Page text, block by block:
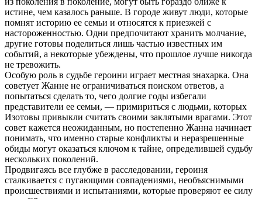
истине, чем казалось раньше. В городе живут люди, которые
помнят историю ее семьи и относятся к приезжей с
настороженностью. Одни предпочитают хранить молчание,
другие готовы поделиться лишь частью известных им
событий, а некоторые убеждены, что прошлое лучше никогда
не тревожить.
Особую роль в судьбе героини играет местная знахарка. Она
советует Жанне не ограничиваться поиском ответов, а
попытаться сделать то, чего долгие годы избегали
представители ее семьи, — примириться с людьми, которых
Изотовы привыкли считать своими заклятыми врагами. Этот
совет кажется неожиданным, но постепенно Жанна начинает
понимать, что именно старые конфликты и неразрешенные
обиды могут оказаться ключом к тайне, определившей судьбу
нескольких поколений.
Продвигаясь все глубже в расследовании, героиня
сталкивается с пугающими совпадениями, необъяснимыми
происшествиями и испытаниями, которые проверяют ее силу